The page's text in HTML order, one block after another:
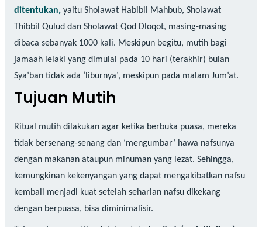
ditentukan,yaitu Sholawat Habibil Mahbub, Sholawat
Thibbil Qulud dan Sholawat Qod Dloqot, masing-masing
dibaca sebanyak 1000 kali. Meskipun begitu, mutih bagi
jamaah lelaki yang dimulai pada 10 hari (terakhir) bulan
Sya’ban tidak ada ‘liburnya’, meskipun pada malam Jum’at.
Tujuan Mutih
Ritual mutih dilakukan agar ketika berbuka puasa, mereka
tidak bersenang-senang dan ‘mengumbar’ hawa nafsunya
dengan makanan ataupun minuman yang lezat. Sehingga,
kemungkinan kekenyangan yang dapat mengakibatkan nafsu
kembali menjadi kuat setelah seharian nafsu dikekang
dengan berpuasa, bisa diminimalisir.